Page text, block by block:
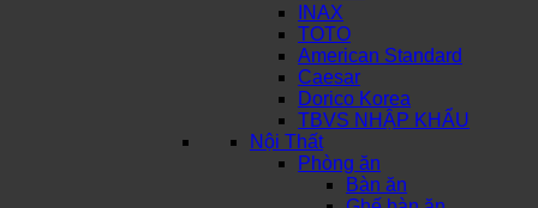
INAX
TOTO
American Standard
Caesar
Dorico Korea
TBVS NHẬP KHẨU
Nội Thất
Phòng ăn
Bàn ăn